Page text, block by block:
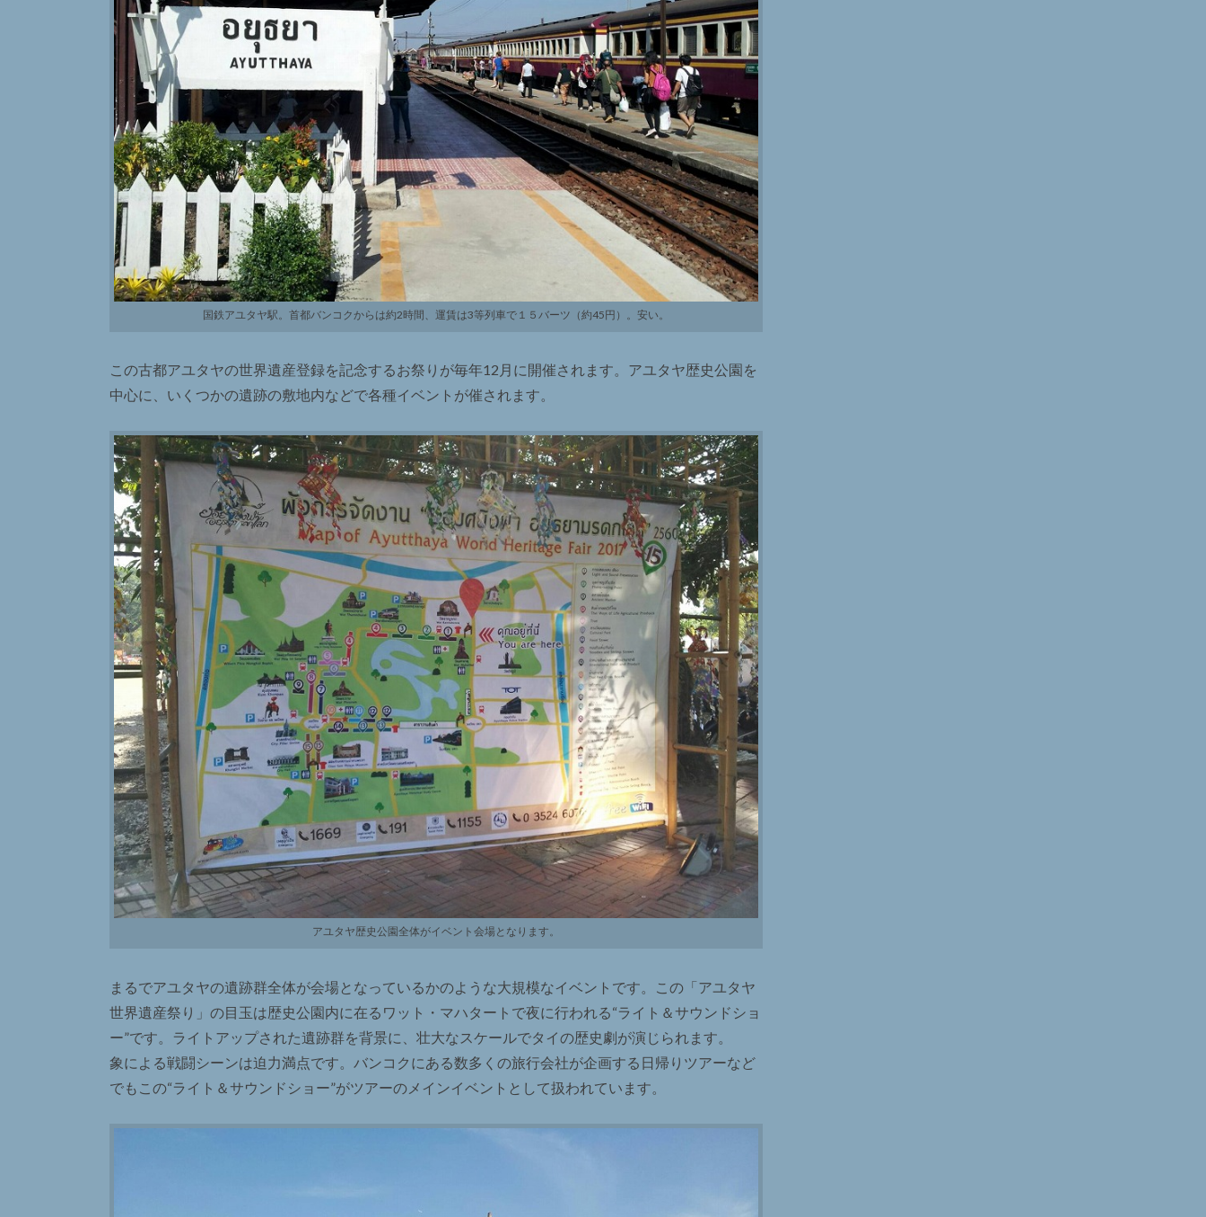
国鉄アユタヤ駅。首都バンコクからは約2時間、運賃は3等列車で１５バーツ（約45円）。安い。
この古都アユタヤの世界遺産登録を記念するお祭りが毎年12月に開催されます。アユタヤ歴史公園を
中心に、いくつかの遺跡の敷地内などで各種イベントが催されます。
アユタヤ歴史公園全体がイベント会場となります。
まるでアユタヤの遺跡群全体が会場となっているかのような大規模なイベントです。この「アユタヤ
世界遺産祭り」の目玉は歴史公園内に在るワット・マハタートで夜に行われる“ライト＆サウンドショ
ー”です。ライトアップされた遺跡群を背景に、壮大なスケールでタイの歴史劇が演じられます。
象による戦闘シーンは迫力満点です。バンコクにある数多くの旅行会社が企画する日帰りツアーなど
でもこの“ライト＆サウンドショー”がツアーのメインイベントとして扱われています。